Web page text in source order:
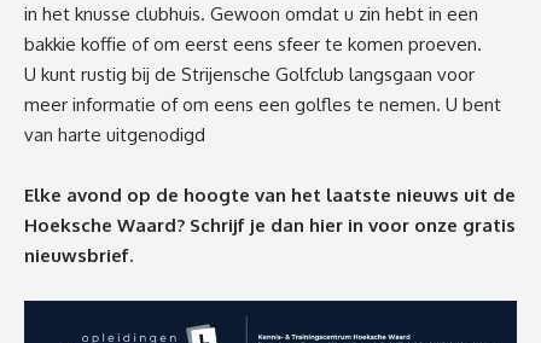
in het knusse clubhuis. Gewoon omdat u zin hebt in een
bakkie koffie of om eerst eens sfeer te komen proeven.
U kunt rustig bij de Strijensche Golfclub langsgaan voor
meer informatie of om eens een golfles te nemen. U bent
van harte uitgenodigd
Elke avond op de hoogte van het laatste nieuws uit de
Hoeksche Waard? Schrijf je dan hier in voor onze gratis
nieuwsbrief.